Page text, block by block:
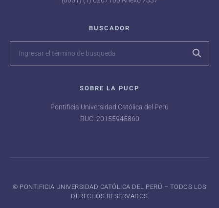
BUSCADOR
SOBRE LA PUCP
Pontificia Universidad Católica del Perú
RUC: 20155945860
©️ PONTIFICIA UNIVERSIDAD CATÓLICA DEL PERÚ – TODOS LOS
DERECHOS RESERVADOS